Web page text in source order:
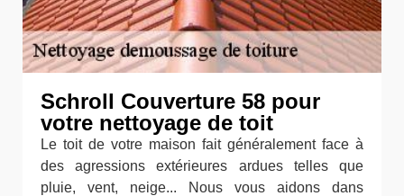
Schroll Couverture 58 pour
votre nettoyage de toit
Le toit de votre maison fait généralement face à
des agressions extérieures ardues telles que
pluie, vent, neige... Nous vous aidons dans